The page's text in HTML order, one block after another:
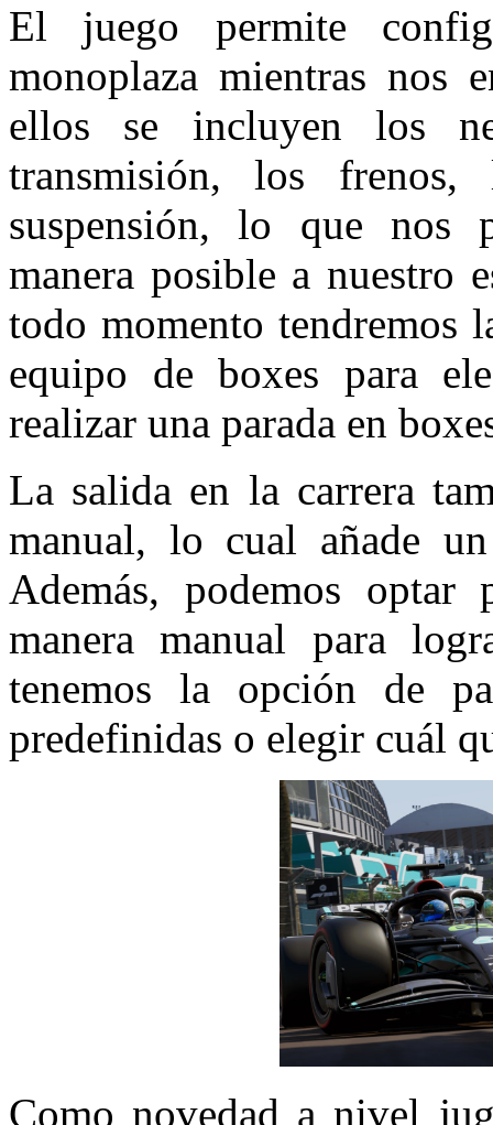
El juego permite
monoplaza mientras nos
ellos se incluyen los
transmisión, los
suspensión, lo que nos
manera posible a nuestro
todo momento tendremos
equipo de boxes para
realizar una parada en
La salida en la carrera
manual, lo cual añade
Además, podemos optar
manera manual para
tenemos la opción de
predefinidas o elegir cuál
Como novedad a nivel